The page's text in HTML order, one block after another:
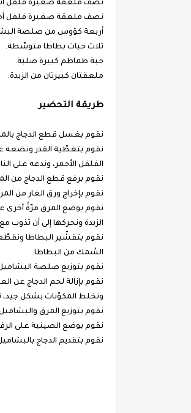
نصف ملعقة صغيرة فلفل
نصف ملعقة صغيرة فلفل
أربعة كؤوس من صلصة
ثلاث حبات بطاطا متوسّطة.
حبة طماطم كبيرة صلبة.
ملعقتان كبيرتان من الزبدة.
طريقة التحضير
نقوم بغسل قطع الدجاج
نقوم بتغطّية القدر ونضعه
الفلفل الأحمر، وندعه على
نقوم برفع قطع الدجاج من
نقوم بإخراج ورق الغار من
نقوم بوضع المرق مرّةً أخرى
الزبدة ونحركها إلى أن تذوب
نقوم بتقشّير البطاطا
السُمك من البطاطا.
نقوم بتوزيع صلصة
نقوم بإزالة لحم الدجاج
ونخلط المكوّنات بشكل جيد،
نقوم بتوزيع المرق
نقوم بوضع الصينية على
نقوم بتقديم الدجاج بالبشاميل